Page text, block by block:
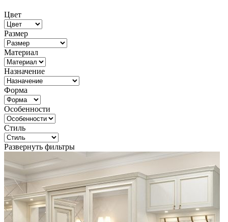
Цвет
Размер
Материал
Назначение
Форма
Особенности
Стиль
Развернуть фильтры